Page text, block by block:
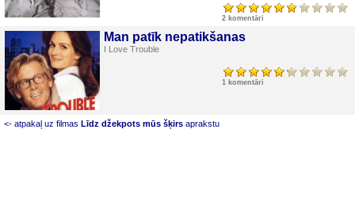
2 komentāri
Man patīk nepatikšanas
I Love Trouble
1 komentāri
<- atpakaļ uz filmas Līdz džekpots mūs šķirs aprakstu